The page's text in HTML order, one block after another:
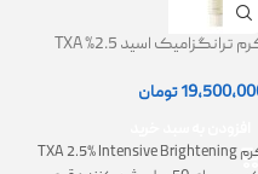
کرم ترانگزامیک اسید 2.5% TXA
تومان
کرم TXA 2.5% Intensive Brightening